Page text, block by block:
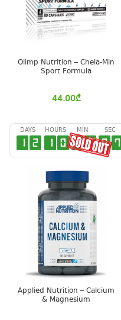
Olimp Nutrition – Chela-Min
Sport Formula
44.00₾
DAYS
1 2
HOURS
1 0
MIN
4 0
SEC
0 7
Applied Nutrition – Calcium
& Magnesium